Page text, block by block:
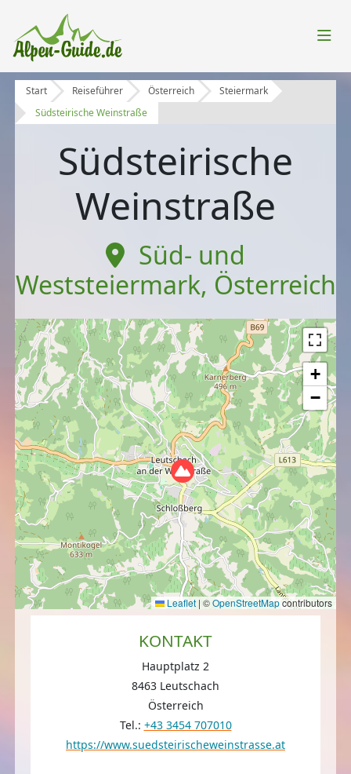
Start Reiseführer Österreich
Steiermark
Südsteirische Weinstraße
Südsteirische
Weinstraße
Süd- und
Weststeiermark, Österreich
+
−
Leaflet | ©OpenStreetMapcontributors
KONTAKT
Hauptplatz 2
8463 Leutschach
Österreich
Tel.: +43 3454 707010
https://www.suedsteirischeweinstrasse.at